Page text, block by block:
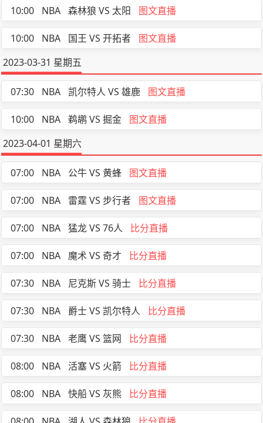
10:00 NBA 森林狼 VS 太阳 图文直播
10:00 NBA 国王 VS 开拓者
图文直播
2023-03-31 星期五
07:30 NBA 凯尔特人 VS 雄鹿 图文直播
10:00 NBA 鹈鹕 VS 掘金
图文直播
2023-04-01 星期六
07:00 NBA 公牛 VS 黄蜂 图文直播
07:00 NBA 雷霆 VS 步行者 图文直播
07:00 NBA 猛龙 VS 76人 比分直播
07:00 NBA 魔术 VS 奇才 比分直播
07:30 NBA 尼克斯 VS 骑士 比分直播
07:30 NBA 爵士 VS 凯尔特人 比分直播
07:30 NBA 老鹰 VS 篮网 比分直播
08:00 NBA 活塞 VS 火箭 比分直播
08:00 NBA 快船 VS 灰熊 比分直播